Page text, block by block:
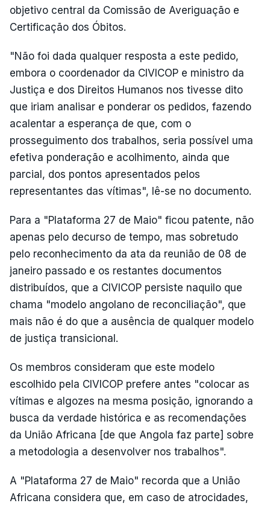
objetivo central da Comissão de Averiguação e
Certificação dos Óbitos.
"Não foi dada qualquer resposta a este pedido,
embora o coordenador da CIVICOP e ministro da
Justiça e dos Direitos Humanos nos tivesse dito
que iriam analisar e ponderar os pedidos, fazendo
acalentar a esperança de que, com o
prosseguimento dos trabalhos, seria possível uma
efetiva ponderação e acolhimento, ainda que
parcial, dos pontos apresentados pelos
representantes das vítimas", lê-se no documento.
Para a "Plataforma 27 de Maio" ficou patente, não
apenas pelo decurso de tempo, mas sobretudo
pelo reconhecimento da ata da reunião de 08 de
janeiro passado e os restantes documentos
distribuídos, que a CIVICOP persiste naquilo que
chama "modelo angolano de reconciliação", que
mais não é do que a ausência de qualquer modelo
de justiça transicional.
Os membros consideram que este modelo
escolhido pela CIVICOP prefere antes "colocar as
vítimas e algozes na mesma posição, ignorando a
busca da verdade histórica e as recomendações
da União Africana [de que Angola faz parte] sobre
a metodologia a desenvolver nos trabalhos".
A "Plataforma 27 de Maio" recorda que a União
Africana considera que, em caso de atrocidades,